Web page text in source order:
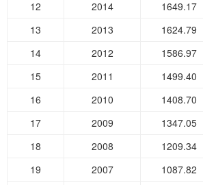
12
2014 1649.17
13
2013 1624.79
14
2012 1586.97
15
2011 1499.40
16
2010 1408.70
17
2009 1347.05
18
2008 1209.34
19
2007 1087.82